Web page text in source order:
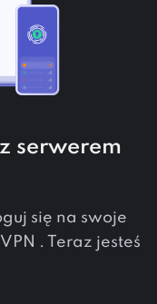
serwerem
się na swoje
. Teraz jesteś